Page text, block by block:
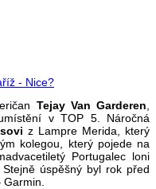
- Nice?
Tejay Van Garderen
v TOP 5. Náročná
z Lampre Merida, který
kolegou, který pojede na
Portugalec loni
úspěšný byl rok před